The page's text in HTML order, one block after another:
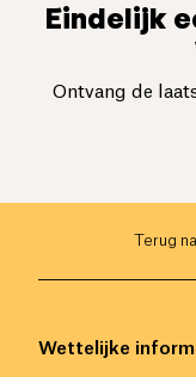
Eindelijk
Ontvang de
Terug
Wettelijke